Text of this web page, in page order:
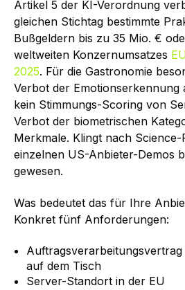
Artikel 5 der KI-Verordnung
gleichen Stichtag bestimmte
Bußgeldern bis zu 35 Mio. €
weltweiten Konzernumsatzes
2025. Für die Gastronomie
Verbot der Emotionserkennung
kein Stimmungs-Scoring von
Verbot der biometrischen
Merkmale. Klingt nach
einzelnen US-Anbieter-Demos
gewesen.
Was bedeutet das für Ihre
Konkret fünf Anforderungen:
auf dem Tisch
Server-Standort in der EU